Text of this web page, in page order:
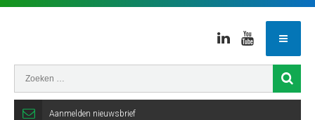
LinkedinYoutube
Aanmelden nieuwsbrief